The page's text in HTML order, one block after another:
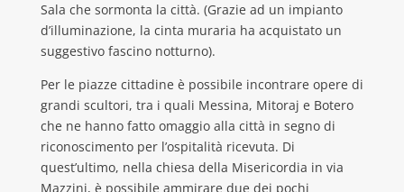
Sala che sormonta la città. (Grazie ad un impianto
d’illuminazione, la cinta muraria ha acquistato un
suggestivo fascino notturno).
Per le piazze cittadine è possibile incontrare opere di
grandi scultori, tra i quali Messina, Mitoraj e Botero
che ne hanno fatto omaggio alla città in segno di
riconoscimento per l’ospitalità ricevuta. Di
quest’ultimo, nella chiesa della Misericordia in via
Mazzini, è possibile ammirare due dei pochi